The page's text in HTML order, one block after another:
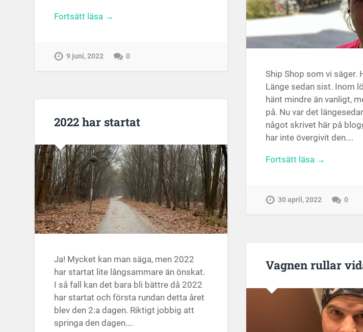
Fortsätt läsa →
9 juni, 2022 0
Ship Shop som vi säger.
Länge sedan sist. Inom
hänt mindre än vanligt,
på. Nu var det
något skrivet här på
har inte övergivit den….
Fortsätt läsa →
30 april, 2022 0
2022 har startat
Ja! Mycket kan man säga, men 2022
har startat lite långsammare än önskat.
I så fall kan det bara bli bättre då 2022
har startat och första rundan detta året
blev den 2:a dagen. Riktigt jobbig att
springa den dagen….
Vagnen rullar